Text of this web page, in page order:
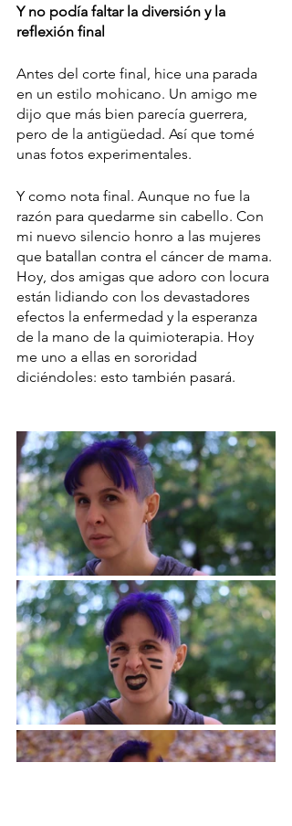
Y no podía faltar la diversión y la
reflexión final
Antes del corte final, hice una parada
en un estilo mohicano. Un amigo me
dijo que más bien parecía guerrera,
pero de la antigüedad. Así que tomé
unas fotos experimentales.
Y como nota final. Aunque no fue la
razón para quedarme sin cabello. Con
mi nuevo silencio honro a las mujeres
que batallan contra el cáncer de mama.
Hoy, dos amigas que adoro con locura
están lidiando con los devastadores
efectos la enfermedad y la esperanza
de la mano de la quimioterapia. Hoy
me uno a ellas en sororidad
diciéndoles: esto también pasará.